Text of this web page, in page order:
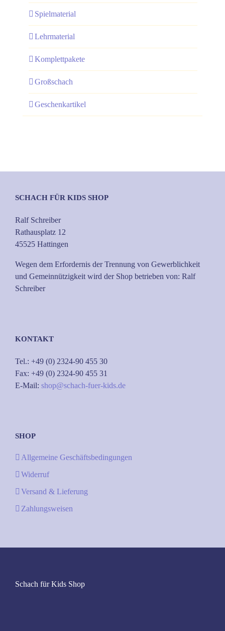
Spielmaterial
Lehrmaterial
Komplettpakete
Großschach
Geschenkartikel
SCHACH FÜR KIDS SHOP
Ralf Schreiber
Rathausplatz 12
45525 Hattingen
Wegen dem Erfordernis der Trennung von Gewerblichkeit
und Gemeinnützigkeit wird der Shop betrieben von: Ralf
Schreiber
KONTAKT
Tel.: +49 (0) 2324-90 455 30
Fax: +49 (0) 2324-90 455 31
E-Mail: shop@schach-fuer-kids.de
SHOP
Allgemeine Geschäftsbedingungen
Widerruf
Versand & Lieferung
Zahlungsweisen
Schach für Kids Shop